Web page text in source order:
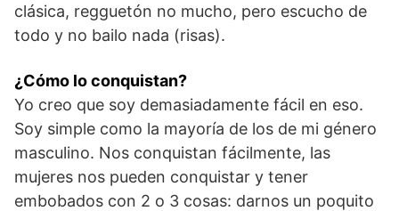
clásica, regguetón no mucho, pero escucho de
todo y no bailo nada (risas).
¿Cómo lo conquistan?
Yo creo que soy demasiadamente fácil en eso.
Soy simple como la mayoría de los de mi género
masculino. Nos conquistan fácilmente, las
mujeres nos pueden conquistar y tener
embobados con 2 o 3 cosas: darnos un poquito